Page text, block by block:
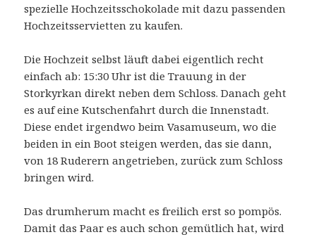
spezielle Hochzeitsschokolade mit dazu passenden
Hochzeitsservietten zu kaufen.
Die Hochzeit selbst läuft dabei eigentlich recht
einfach ab: 15:30 Uhr ist die Trauung in der
Storkyrkan direkt neben dem Schloss. Danach geht
es auf eine Kutschenfahrt durch die Innenstadt.
Diese endet irgendwo beim Vasamuseum, wo die
beiden in ein Boot steigen werden, das sie dann,
von 18 Ruderern angetrieben, zurück zum Schloss
bringen wird.
Das drumherum macht es freilich erst so pompös.
Damit das Paar es auch schon gemütlich hat, wird